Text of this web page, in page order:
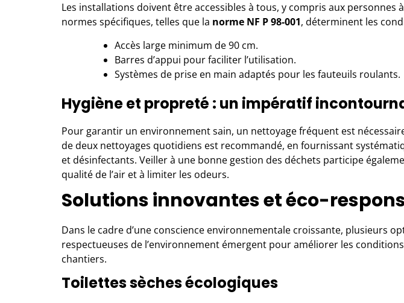
Les installations doivent être accessibles à tous, y compris aux personnes
normes spécifiques, telles que la norme NF P 98-001, déterminent les
Accès large minimum de 90 cm.
Barres d’appui pour faciliter l’utilisation.
Systèmes de prise en main adaptés pour les fauteuils roulants.
Hygiène et propreté : un impératif
Pour garantir un environnement sain, un nettoyage fréquent est
de deux nettoyages quotidiens est recommandé, en fournissant
et désinfectants. Veiller à une bonne gestion des déchets participe
qualité de l’air et à limiter les odeurs.
Solutions innovantes et éco-
Dans le cadre d’une conscience environnementale croissante, plusieurs
respectueuses de l’environnement émergent pour améliorer les
chantiers.
Toilettes sèches écologiques